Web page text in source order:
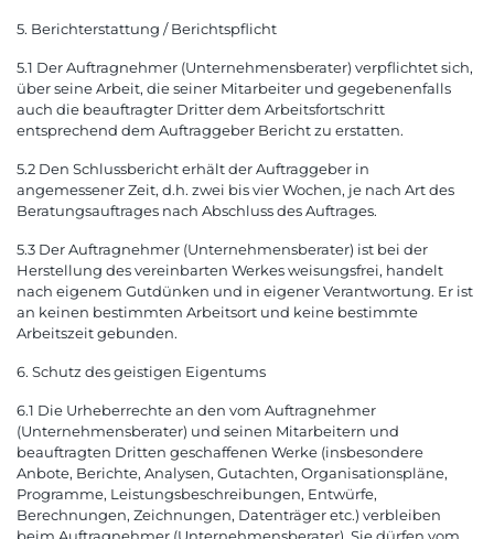
5. Berichterstattung / Berichtspflicht
5.1 Der Auftragnehmer (Unternehmensberater) verpflichtet sich,
über seine Arbeit, die seiner Mitarbeiter und gegebenenfalls
auch die beauftragter Dritter dem Arbeitsfortschritt
entsprechend dem Auftraggeber Bericht zu erstatten.
5.2 Den Schlussbericht erhält der Auftraggeber in
angemessener Zeit, d.h. zwei bis vier Wochen, je nach Art des
Beratungsauftrages nach Abschluss des Auftrages.
5.3 Der Auftragnehmer (Unternehmensberater) ist bei der
Herstellung des vereinbarten Werkes weisungsfrei, handelt
nach eigenem Gutdünken und in eigener Verantwortung. Er ist
an keinen bestimmten Arbeitsort und keine bestimmte
Arbeitszeit gebunden.
6. Schutz des geistigen Eigentums
6.1 Die Urheberrechte an den vom Auftragnehmer
(Unternehmensberater) und seinen Mitarbeitern und
beauftragten Dritten geschaffenen Werke (insbesondere
Anbote, Berichte, Analysen, Gutachten, Organisationspläne,
Programme, Leistungsbeschreibungen, Entwürfe,
Berechnungen, Zeichnungen, Datenträger etc.) verbleiben